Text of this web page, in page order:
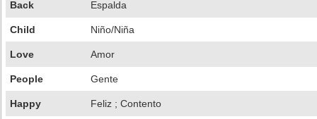
Back Espalda
Child Niño/Niña
Love Amor
People Gente
Happy Feliz ; Contento